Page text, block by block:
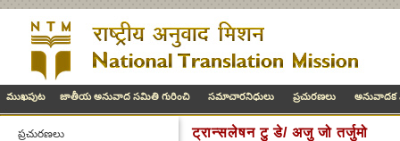
ముఖపుట జాతీయ అనువాద సమితి గురించి సమాచారనిధులు ప్రచురణలు అనువాదక
ప్రచురణలు
ट्रान्सलेषन टु डे/ अजु जो तर्जुमो